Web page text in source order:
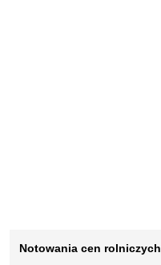
Notowania cen rolniczych